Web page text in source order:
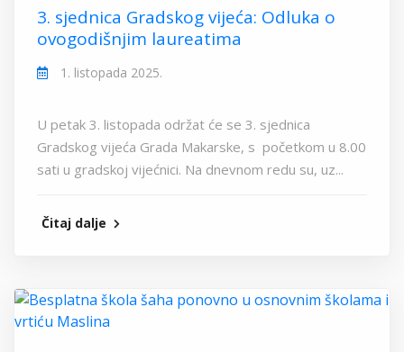
3. sjednica Gradskog vijeća: Odluka o
ovogodišnjim laureatima
1. listopada 2025.
U petak 3. listopada održat će se 3. sjednica
Gradskog vijeća Grada Makarske, s početkom u 8.00
sati u gradskoj vijećnici. Na dnevnom redu su, uz...
Čitaj dalje